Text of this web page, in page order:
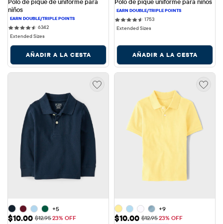
niños
63426342 reviews
Extended Sizes
AÑADIR A LA CESTA
17531753 reviews
Extended Sizes
AÑADIR A LA CESTA
+5
Precio de venta: $10.00
$10.00 Precio original: $12.95
$12.9523% OFF
+9
Precio de venta: $10.00
$10.00 Precio original: $12.95
$12.9523% OFF